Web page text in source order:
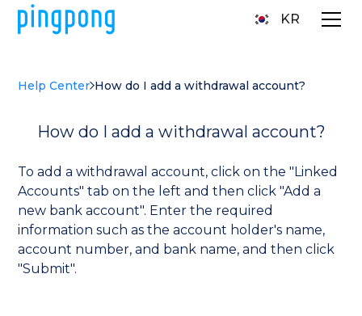
KR
Help Center How do I add a withdrawal account?
How do I add a withdrawal account?
To add a withdrawal account, click on the "Linked
Accounts" tab on the left and then click "Add a
new bank account". Enter the required
information such as the account holder's name,
account number, and bank name, and then click
"Submit".